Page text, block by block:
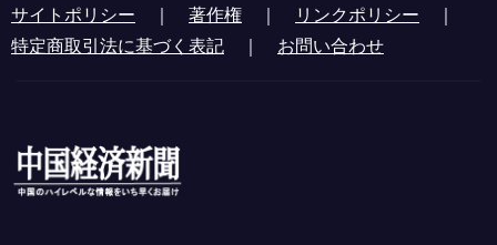
サイトポリシー ｜ 著作権 ｜ リンクポリシー ｜
特定商取引法に基づく表記 ｜ お問い合わせ